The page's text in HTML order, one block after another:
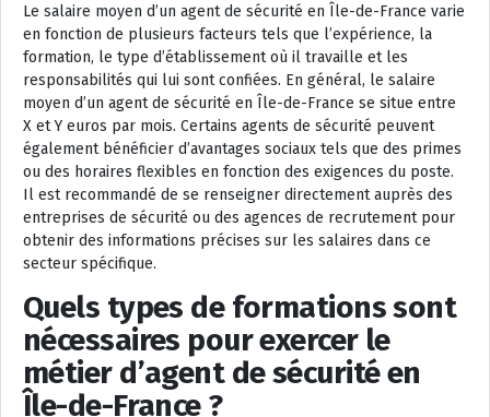
Le salaire moyen d’un agent de sécurité en Île-de-France varie
en fonction de plusieurs facteurs tels que l’expérience, la
formation, le type d’établissement où il travaille et les
responsabilités qui lui sont confiées. En général, le salaire
moyen d’un agent de sécurité en Île-de-France se situe entre
X et Y euros par mois. Certains agents de sécurité peuvent
également bénéficier d’avantages sociaux tels que des primes
ou des horaires flexibles en fonction des exigences du poste.
Il est recommandé de se renseigner directement auprès des
entreprises de sécurité ou des agences de recrutement pour
obtenir des informations précises sur les salaires dans ce
secteur spécifique.
Quels types de formations sont
nécessaires pour exercer le
métier d’agent de sécurité en
Île-de-France ?